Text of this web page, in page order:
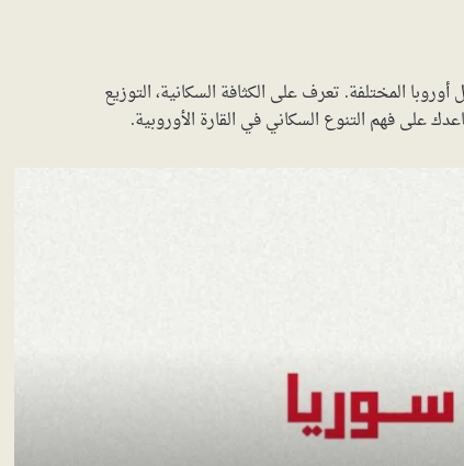
المختلفة. تعرف على الكثافة السكانية، التوزيع
على فهم التنوع السكاني في القارة الأوروبية.